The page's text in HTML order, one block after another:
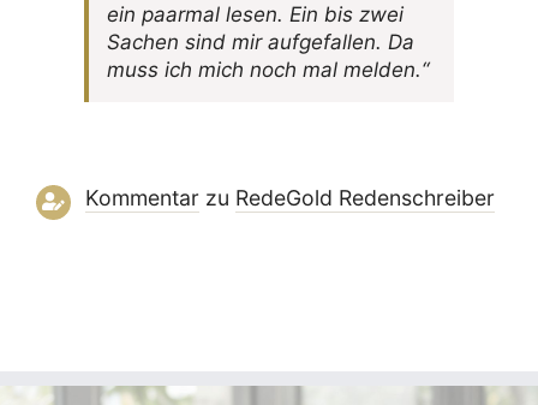
ein paarmal lesen. Ein bis zwei
Sachen sind mir aufge­fallen. Da
muss ich mich noch mal melden.“
Kommentarzu RedeGold Reden­schreiber